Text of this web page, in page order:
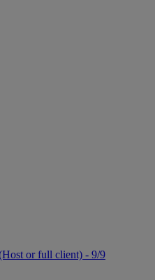
or full client) - 9/9